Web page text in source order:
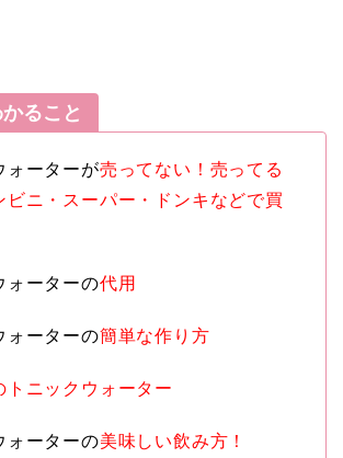
ること
ォーターが売ってない！売ってる
ビニ・スーパー・ドンキなどで買
ォーターの代用
ォーターの簡単な作り方
トニックウォーター
ォーターの美味しい飲み方！